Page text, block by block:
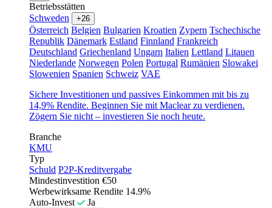
Betriebsstätten
Schweden
+26
Österreich Belgien Bulgarien Kroatien Zypern Tschechische
Republik Dänemark Estland Finnland Frankreich
Deutschland Griechenland Ungarn Italien Lettland Litauen
Niederlande Norwegen Polen Portugal Rumänien Slowakei
Slowenien Spanien Schweiz VAE
Sichere Investitionen und passives Einkommen mit bis zu
14,9% Rendite. Beginnen Sie mit Maclear zu verdienen.
Zögern Sie nicht – investieren Sie noch heute.
Branche
KMU
Typ
Schuld P2P-Kreditvergabe
Mindestinvestition €50
Werbewirksame Rendite 14.9%
Auto-Invest
Ja